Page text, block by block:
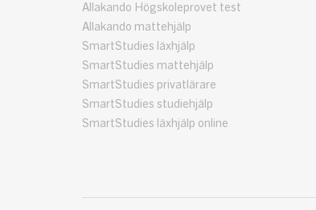
Allakando Högskoleprovet test
Allakando mattehjälp
SmartStudies läxhjälp
SmartStudies mattehjälp
SmartStudies privatlärare
SmartStudies studiehjälp
SmartStudies läxhjälp online